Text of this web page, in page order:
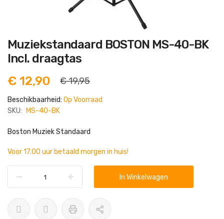
Ga
naar
het
begin
de
afbeeldingen-
Muziekstandaard BOSTON MS-40-BK
Incl. draagtas
€ 12,90
€ 19,95
Beschikbaarheid: Op Voorraad
SKU:
MS-40-BK
Boston Muziek Standaard
Voor 17.00 uur betaald morgen in huis!
In Winkelwagen